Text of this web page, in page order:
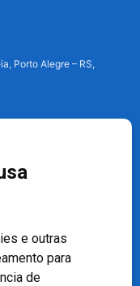
e outras
para
de
Porto Alegre – RS,
92010-010